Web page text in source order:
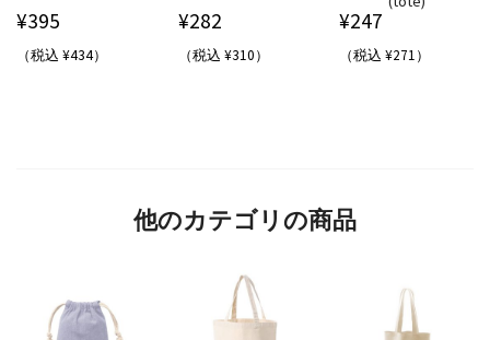
¥395
（税込 ¥434）
¥282
（税込 ¥310）
¥247
（税込 ¥271）
他のカテゴリの商品